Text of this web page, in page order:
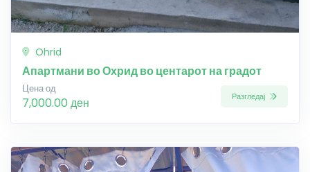
Ohrid
Апартмани во Охрид во центарот на градот
Цена од
7,000.00 ден Разгледај